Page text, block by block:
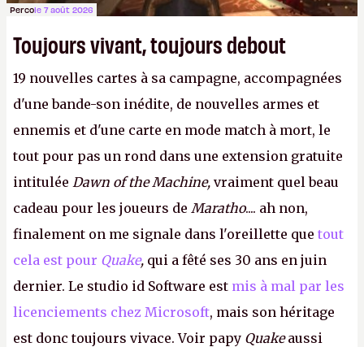
Percole 7 août 2026
Toujours vivant, toujours debout
19 nouvelles cartes à sa campagne, accompagnées
d'une bande-son inédite, de nouvelles armes et
ennemis et d'une carte en mode match à mort, le
tout pour pas un rond dans une extension gratuite
intitulée Dawn of the Machine, vraiment quel beau
cadeau pour les joueurs de Maratho.... ah non,
finalement on me signale dans l'oreillette que tout
cela est pour Quake, qui a fêté ses 30 ans en juin
dernier. Le studio id Software est mis à mal par les
licenciements chez Microsoft, mais son héritage
est donc toujours vivace. Voir papy Quakeaussi